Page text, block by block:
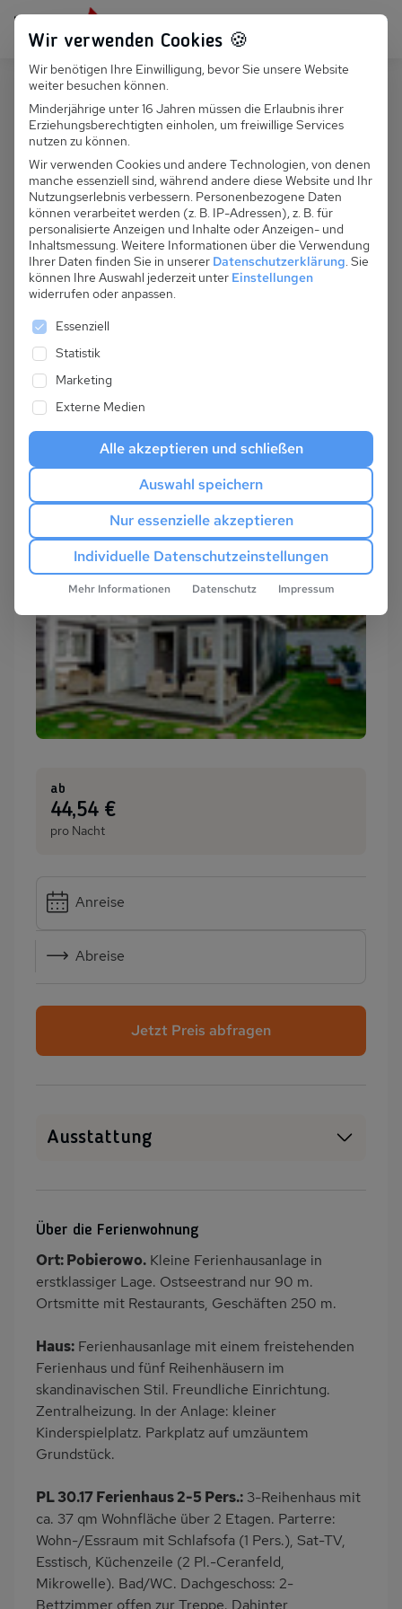
Persönlich für dich da: +49 251 899 050
Suchfeld
Suchen
PL 030.017A - Ferienhaus Domek
Morski bez kominka nr.2
ab
:44,54 €
pro Nacht
Anreise
Abreise
Jetzt Preis abfragen
Ausstattung
Kinderspielplatz
Dusche
Küche
Herd (2 Platten)
Kühlschrank
Kinderhochstuhl
Nichtraucher
Wb/WC
Terrassenmöbel
Kaffeemaschine
Erdgeschoss
Bettwäsche inklusive
Über die Ferienwohnung
Ort: Pobierowo. Kleine Ferienhausanlage in
erstklassiger Lage. Ostseestrand nur 90 m.
Ortsmitte mit Restaurants, Geschäften 250 m.
Haus: Ferienhausanlage mit einem freistehenden
Ferienhaus und fünf Reihenhäusern im
skandinavischen Stil. Freundliche Einrichtung.
Zentralheizung. In der Anlage: kleiner
Kinderspielplatz. Parkplatz auf umzäuntem
Grundstück.
PL 30.17 Ferienhaus 2-5 Pers.: 3-Reihenhaus mit
ca. 37 qm Wohnfläche über 2 Etagen. Parterre:
Wohn-/Essraum mit Schlafsofa (1 Pers.), Sat-TV,
Esstisch, Küchenzeile (2 Pl.-Ceranfeld,
Mikrowelle). Bad/WC. Dachgeschoss: 2-
Bettzimmer offen zur Treppe. Dahinter
Wir verwenden Cookies 🍪
Wir benötigen Ihre Einwilligung, bevor Sie unsere Website
weiter besuchen können.
Minderjährige unter 16 Jahren müssen die Erlaubnis ihrer
Erziehungsberechtigten einholen, um freiwillige Services
nutzen zu können.
Wir verwenden Cookies und andere Technologien, von denen
manche essenziell sind, während andere diese Website und Ihr
Nutzungserlebnis verbessern. Personenbezogene Daten
können verarbeitet werden (z. B. IP-Adressen), z. B. für
personalisierte Anzeigen und Inhalte oder Anzeigen- und
Inhaltsmessung. Weitere Informationen über die Verwendung
Ihrer Daten finden Sie in unserer Datenschutzerklärung. Sie
können Ihre Auswahl jederzeit unter Einstellungen
widerrufen oder anpassen.
Es folgt eine Liste der Service-Gruppen, für die
Essenziell
Statistik
Marketing
Externe Medien
Alle akzeptieren und schließen
Auswahl speichern
Nur essenzielle akzeptieren
Individuelle Datenschutzeinstellungen
Mehr Informationen Datenschutz Impressum